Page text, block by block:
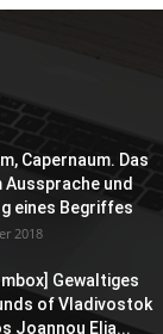
Capernaum. Das
Aussprache und
eines Begriffes
2018
Gewaltiges
of Vladivostok
Joannou Elia...